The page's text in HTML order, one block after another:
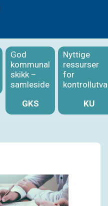
God
kommunal
skikk –
samleside
GKS
Nyttige
ressurser
for
KU